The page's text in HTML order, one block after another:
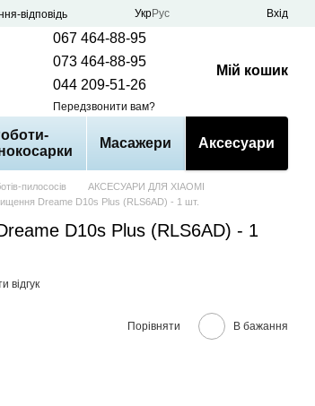
відповідь
УкрРус Вхід
067 464-88-95
073 464-88-95
044 209-51-26
Передзвонити вам?
Мій кошик
Масажери Аксесуари
пилососів
АКСЕСУАРИ ДЛЯ XIAOMI
Dreame D10s Plus (RLS6AD) - 1 шт.
D10s Plus (RLS6AD) - 1
відгук
Порівняти В бажання